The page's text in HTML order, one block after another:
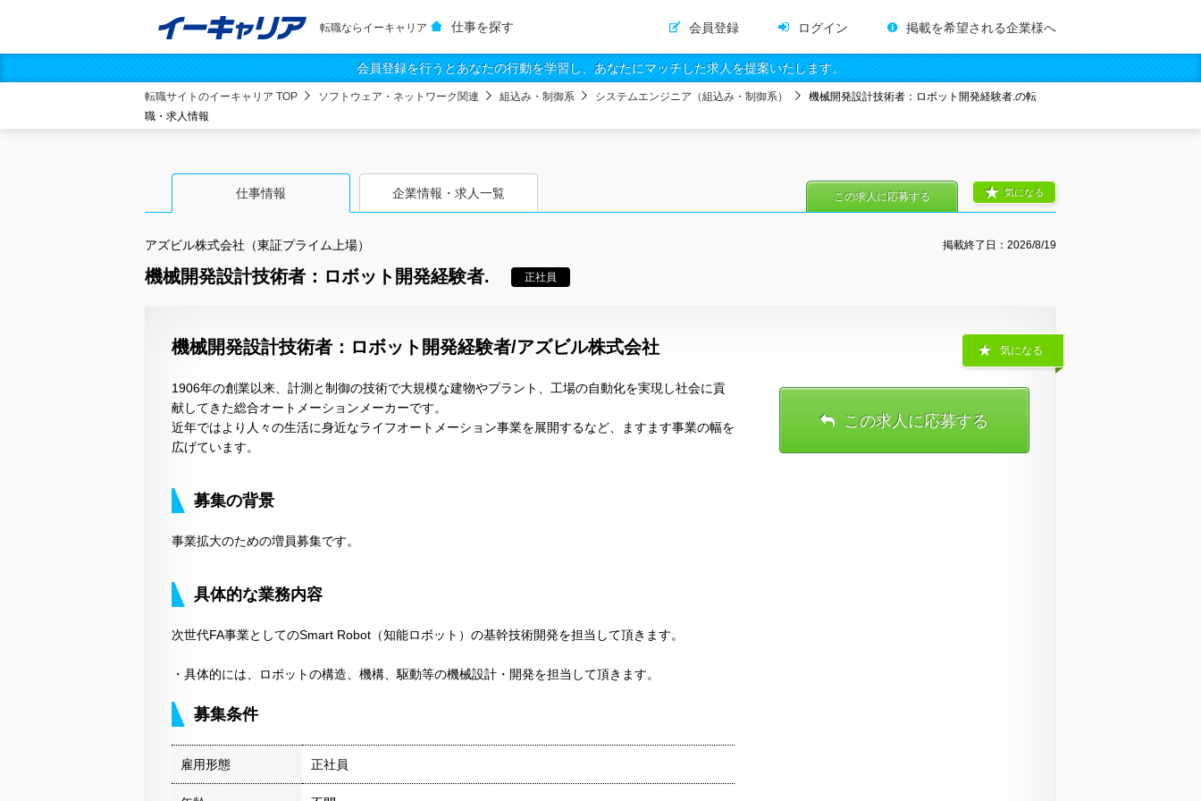
転職ならイーキャリア 仕事を探す 会員登録 ログイン 掲載を希望される企業様へ
会員登録を行うとあなたの行動を学習し、あなたにマッチした求人を提案いたします。
転職サイトのイーキャリア TOP ソフトウェア・ネットワーク関連 組込み・制御系 システムエンジニア（組込み・制御系）
機械開発設計技術者：ロボット開発経験者.の転
職・求人情報
仕事情報 企業情報・求人一覧
アズビル株式会社（東証プライム上場） 掲載終了日： 2026/8/19
機械開発設計技術者：ロボット開発経験者. 正社員
気になる
この求人に応募する
機械開発設計技術者：ロボット開発経験者/アズビル株式会社
1906年の創業以来、計測と制御の技術で大規模な建物やプラント、工場の自動化を実現し社会に貢
献してきた総合オートメーションメーカーです。
近年ではより人々の生活に身近なライフオートメーション事業を展開するなど、ますます事業の幅を
広げています。
募集の背景
事業拡大のための増員募集です。
具体的な業務内容
次世代FA事業としてのSmart Robot（知能ロボット）の基幹技術開発を担当して頂きます。
・具体的には、ロボットの構造、機構、駆動等の機械設計・開発を担当して頂きます。
募集条件
雇用形態 正社員
気になる
この求人に応募する